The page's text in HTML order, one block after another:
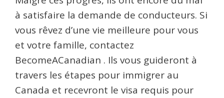
à satisfaire la demande de conducteurs. Si
vous rêvez d’une vie meilleure pour vous
et votre famille, contactez
BecomeACanadian . Ils vous guideront à
travers les étapes pour immigrer au
Canada et recevront le visa requis pour